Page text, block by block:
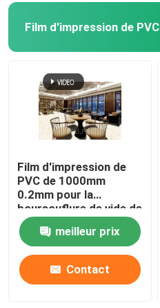
Film d'impression de PVC
Film d'impression de
PVC de 1000mm
0.2mm pour la
boursouflure de vide de
conseil
meilleur prix
Contact